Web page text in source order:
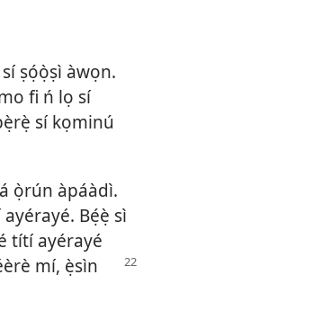
ṣọ́ọ̀ṣì àwọn.
fi ń lọ sí
sí kọminú
ọ̀rún àpáàdì.
Bẹ́ẹ̀ sì
títí ayérayé
mí, ẹ̀sìn